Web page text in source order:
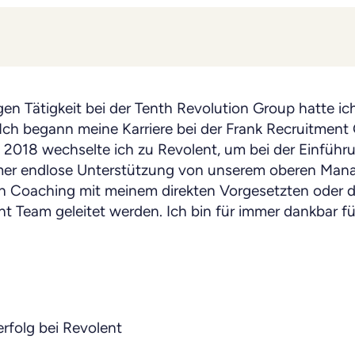
Tätigkeit bei der Tenth Revolution Group hatte
begann meine Karriere bei der Frank
wechselte ich zu Revolent, um bei der
endlose Unterstützung von unserem oberen
Coaching mit meinem direkten Vorgesetzten oder
Team geleitet werden. Ich bin für immer dankbar
bei Revolent